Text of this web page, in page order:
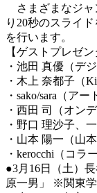
さまざま なジ
り20秒のスライ
を行います。
【ゲストプレゼン
・池田 真優（デ
・木上 奈都子（
・sako/sara（アー
・西田 司（オン
・野口 理沙子、
・山本 陽一（山
・kerocchi（コラ
●3月16日（土）
原一男」
※関東学